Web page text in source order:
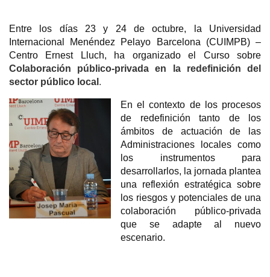
Entre los días 23 y 24 de octubre, la Universidad
Internacional Menéndez Pelayo Barcelona (CUIMPB) –
Centro Ernest Lluch, ha organizado el Curso sobre
Colaboración público-privada en la redefinición del
sector público local .
En el contexto de los procesos
de redefinición tanto de los
ámbitos de actuación de las
Administraciones locales como
los instrumentos para
desarrollarlos, la jornada plantea
una reflexión estratégica sobre
los riesgos y potenciales de una
colaboración público-privada
que se adapte al nuevo
escenario.